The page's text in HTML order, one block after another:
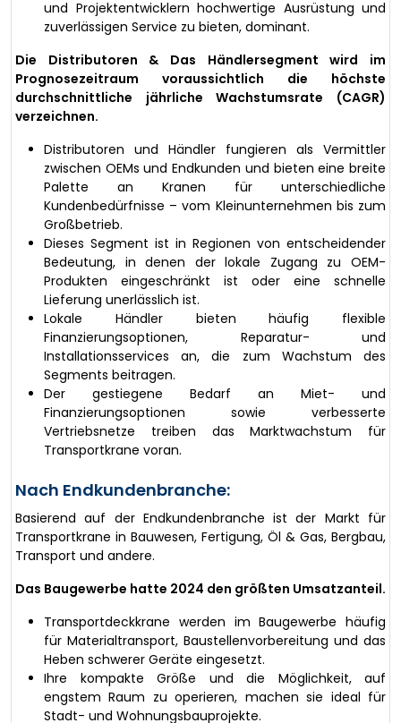
und Projektentwicklern hochwertige Ausrüstung und
zuverlässigen Service zu bieten, dominant.
Die Distributoren & Das Händlersegment wird im
Prognosezeitraum voraussichtlich die höchste
durchschnittliche jährliche Wachstumsrate (CAGR)
verzeichnen.
Distributoren und Händler fungieren als Vermittler
zwischen OEMs und Endkunden und bieten eine breite
Palette an Kranen für unterschiedliche
Kundenbedürfnisse – vom Kleinunternehmen bis zum
Großbetrieb.
Dieses Segment ist in Regionen von entscheidender
Bedeutung, in denen der lokale Zugang zu OEM-
Produkten eingeschränkt ist oder eine schnelle
Lieferung unerlässlich ist.
Lokale Händler bieten häufig flexible
Finanzierungsoptionen, Reparatur- und
Installationsservices an, die zum Wachstum des
Segments beitragen.
Der gestiegene Bedarf an Miet- und
Finanzierungsoptionen sowie verbesserte
Vertriebsnetze treiben das Marktwachstum für
Transportkrane voran.
Nach Endkundenbranche:
Basierend auf der Endkundenbranche ist der Markt für
Transportkrane in Bauwesen, Fertigung, Öl & Gas, Bergbau,
Transport und andere.
Das Baugewerbe hatte 2024 den größten Umsatzanteil.
Transportdeckkrane werden im Baugewerbe häufig
für Materialtransport, Baustellenvorbereitung und das
Heben schwerer Geräte eingesetzt.
Ihre kompakte Größe und die Möglichkeit, auf
engstem Raum zu operieren, machen sie ideal für
Stadt- und Wohnungsbauprojekte.